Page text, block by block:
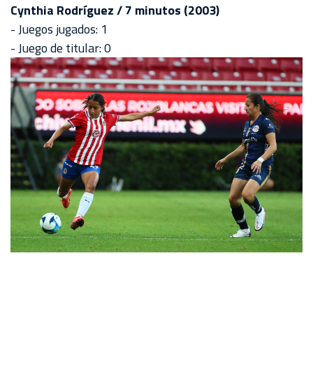
Cynthia Rodríguez / 7 minutos (2003)
- Juegos jugados: 1
- Juego de titular: 0